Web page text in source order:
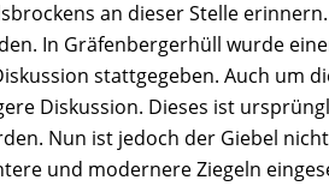
an dieser Stelle
In Gräfenbergerhüll wurde
stattgegeben. Auch um
Diskussion. Dieses ist
Nun ist jedoch der Giebel
und modernere Ziegeln